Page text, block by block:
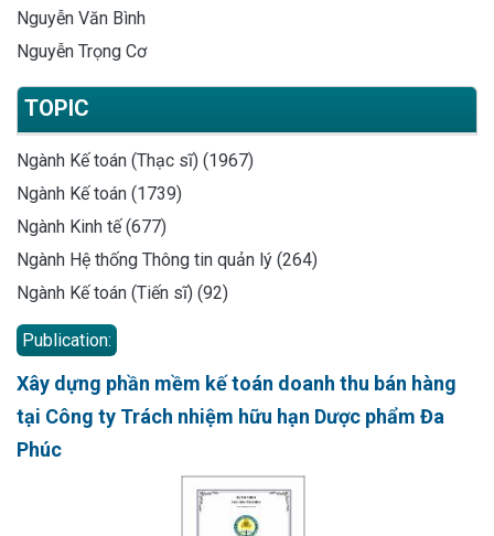
Nguyễn Văn Bình
Nguyễn Trọng Cơ
TOPIC
Ngành Kế toán (Thạc sĩ) (1967)
Ngành Kế toán (1739)
Ngành Kinh tế (677)
Ngành Hệ thống Thông tin quản lý (264)
Ngành Kế toán (Tiến sĩ) (92)
Publication:
Xây dựng phần mềm kế toán doanh thu bán hàng
tại Công ty Trách nhiệm hữu hạn Dược phẩm Đa
Phúc